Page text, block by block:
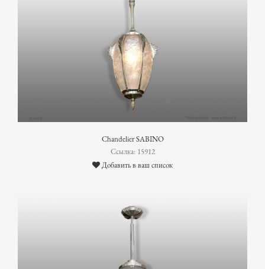
Chandelier SABINO
Ссылка: 15912
Добавить в ваш список